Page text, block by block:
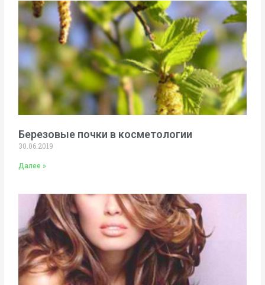
Березовые почки в косметологии
30.06.2019
Далее »